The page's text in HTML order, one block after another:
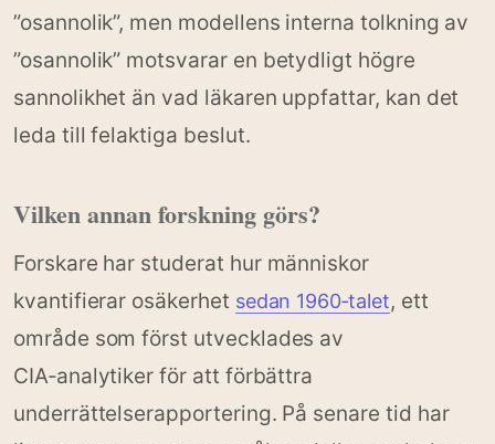
”osannolik”, men modellens interna tolkning av
”osannolik” motsvarar en betydligt högre
sannolikhet än vad läkaren uppfattar, kan det
leda till felaktiga beslut.
Vilken annan forskning görs?
Forskare har studerat hur människor
kvantifierar osäkerhet sedan 1960‑talet, ett
område som först utvecklades av
CIA‑analytiker för att förbättra
underrättelserapportering. På senare tid har